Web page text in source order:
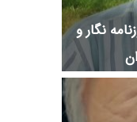
نگار و